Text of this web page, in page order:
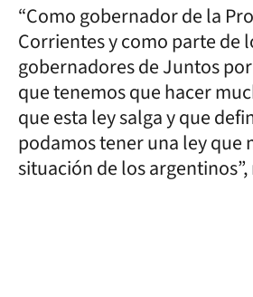
“Como gobernador de la
Corrientes y como parte de
gobernadores de Juntos
que tenemos que hacer
que esta ley salga y que
podamos tener una ley que
situación de los argentinos”,